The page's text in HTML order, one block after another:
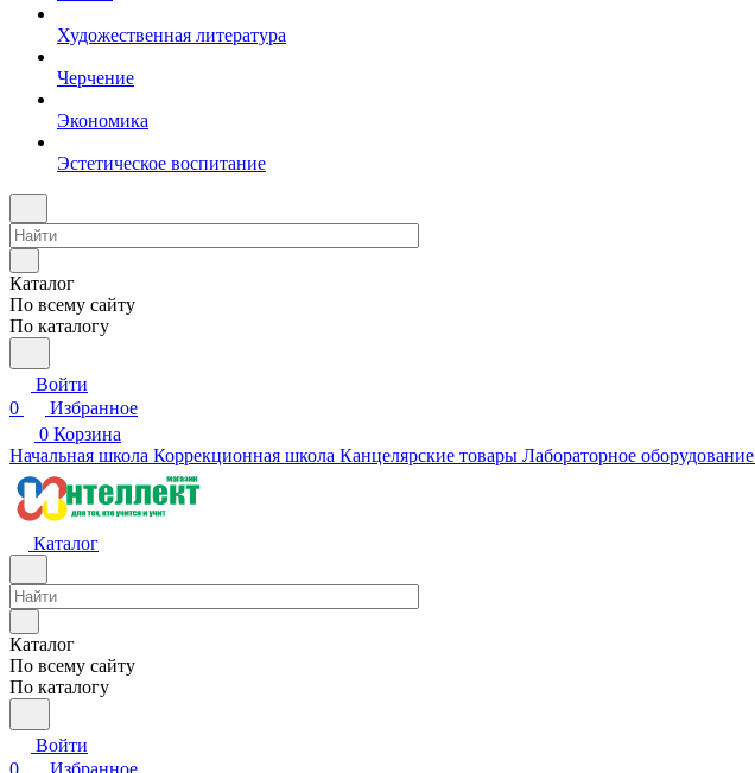
Художественная литература
Черчение
Экономика
Эстетическое воспитание
Каталог
По всему сайту
По каталогу
Войти
0
Избранное
0 Корзина
Начальная школа Коррекционная школа Канцелярские товары Лабораторное оборудование
Каталог
Каталог
По всему сайту
По каталогу
Войти
0
Избранное